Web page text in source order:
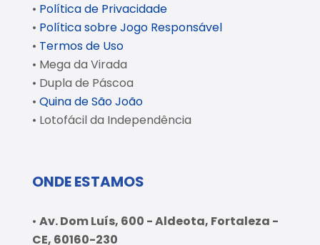
• Política de Privacidade
• Política sobre Jogo Responsável
• Termos de Uso
• Mega da Virada
• Dupla de Páscoa
• Quina de São João
• Lotofácil da Independência
ONDE ESTAMOS
• Av. Dom Luís, 600 - Aldeota, Fortaleza -
CE, 60160-230